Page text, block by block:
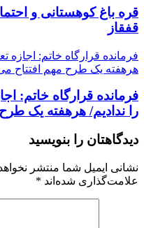
قره باغ کوهستانی و
قفقاز
فرمانده قرارگاه خاتم‌: ‌اجازه
هرهفته یک طرح مهم افتتاح
فرمانده قرارگاه خاتم‌:
را ندادیم/ هرهفته یک
دیدگاهتان را بنویسید
نشانی ایمیل شما منتشر
علامت‌گذاری شده‌اند *